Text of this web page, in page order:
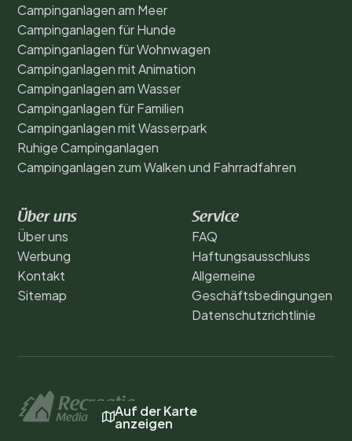
Auf der Karte
anzeigen
Campinganlagen am Meer
Campinganlagen für Hunde
Campinganlagen für Wohnwagen
Campinganlagen mit Animation
Campinganlagen am Wasser
Campinganlagen für Familien
Campinganlagen mit Wasserpark
Ruhige Campinganlagen
Campinganlagen zum Walken und Fahrradfahren
Über uns
Über uns
Werbung
Kontakt
Sitemap
Service
FAQ
Haftungsausschluss
Allgemeine
Geschäftsbedingungen
Datenschutzrichtlinie